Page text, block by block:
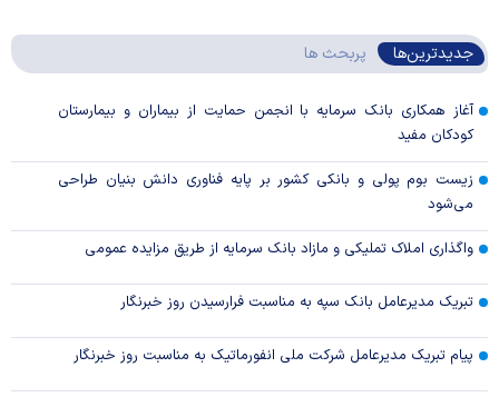
جدیدترین‌ها پربحث ها
آغاز همکاری بانک سرمایه با انجمن حمایت از بیماران و بیمارستان
کودکان مفید
زیست بوم پولی و بانکی کشور بر پایه فناوری دانش بنیان طراحی
می‌شود
واگذاری املاک تملیکی و مازاد بانک سرمایه از طریق مزایده عمومی
تبریک مدیرعامل بانک سپه به مناسبت فرارسیدن روز خبرنگار
پیام تبریک مدیرعامل شرکت ملی انفورماتیک به مناسبت روز خبرنگار